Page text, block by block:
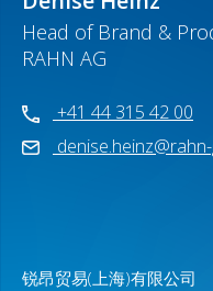
Head of Brand &
RAHN AG
+41 44 315 42 00
锐昂贸易(上海)有限公司